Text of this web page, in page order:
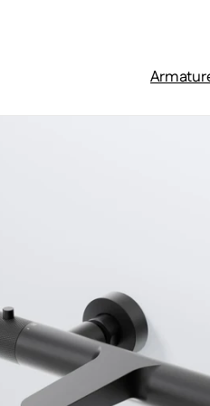
Serie 171 Aufputzthermostat